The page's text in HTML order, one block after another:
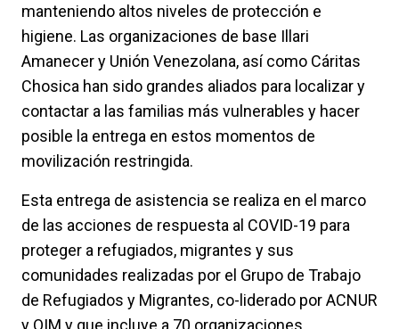
manteniendo altos niveles de protección e
higiene. Las organizaciones de base Illari
Amanecer y Unión Venezolana, así como Cáritas
Chosica han sido grandes aliados para localizar y
contactar a las familias más vulnerables y hacer
posible la entrega en estos momentos de
movilización restringida.
Esta entrega de asistencia se realiza en el marco
de las acciones de respuesta al COVID-19 para
proteger a refugiados, migrantes y sus
comunidades realizadas por el Grupo de Trabajo
de Refugiados y Migrantes, co-liderado por ACNUR
y OIM y que incluye a 70 organizaciones